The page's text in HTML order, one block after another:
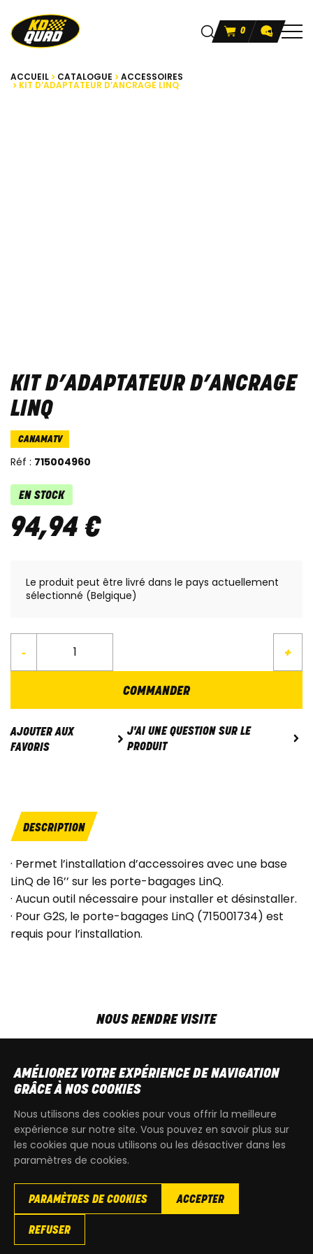
0
ACCUEIL CATALOGUE ACCESSOIRES
KIT D’ADAPTATEUR D’ANCRAGE LINQ
KIT D’ADAPTATEUR D’ANCRAGE
LINQ
CANAMATV
Réf : 715004960
EN STOCK
94,94 €
Le produit peut être livré dans le pays actuellement
sélectionné (Belgique)
- +
COMMANDER
AJOUTER AUX
FAVORIS
J'AI UNE QUESTION SUR LE
PRODUIT
DESCRIPTION
· Permet l’installation d’accessoires avec une base
LinQ de 16’’ sur les porte-bagages LinQ.
· Aucun outil nécessaire pour installer et désinstaller.
· Pour G2S, le porte-bagages LinQ (715001734) est
requis pour l’installation.
NOUS RENDRE VISITE
SAM9h00 - 13h30
T+32 64 700 970
Copyright© 2026 KdQuad. Tous droits reservés |
Cookies
AMÉLIOREZ VOTRE EXPÉRIENCE DE NAVIGATION
GRÂCE À NOS COOKIES
Nous utilisons des cookies pour vous offrir la meilleure
expérience sur notre site. Vous pouvez en savoir plus sur
les cookies que nous utilisons ou les désactiver dans les
paramètres de cookies.
PARAMÈTRES DE COOKIES ACCEPTER
REFUSER